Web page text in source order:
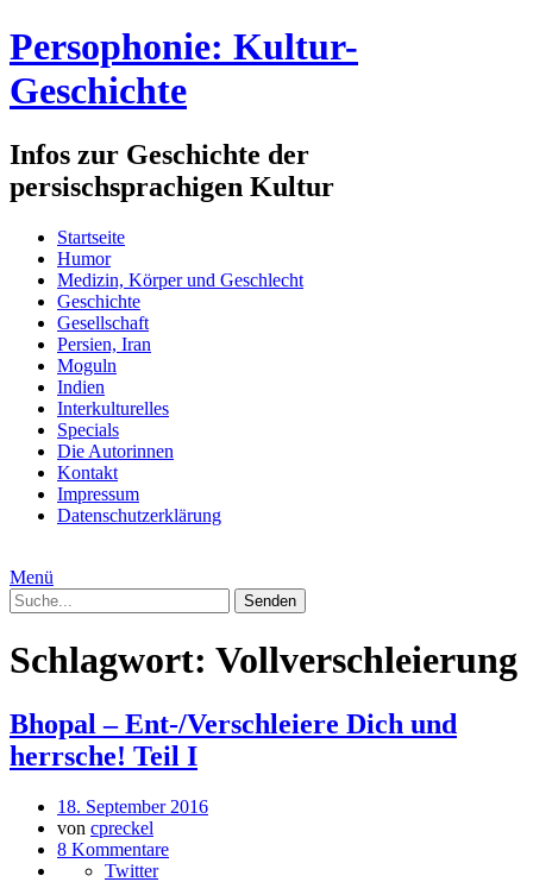
Persophonie: Kultur-
Geschichte
Infos zur Geschichte der
persischsprachigen Kultur
Startseite
Humor
Medizin, Körper und Geschlecht
Geschichte
Gesellschaft
Persien, Iran
Moguln
Indien
Interkulturelles
Specials
Die Autorinnen
Kontakt
Impressum
Datenschutzerklärung
Menü
Schlagwort: Vollverschleierung
Bhopal – Ent-/Verschleiere Dich und
herrsche! Teil I
18. September 2016
von cpreckel
8 Kommentare
Twitter